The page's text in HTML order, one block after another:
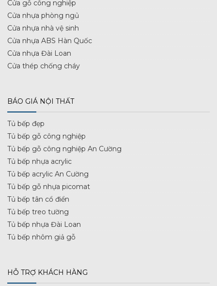
Cửa gỗ công nghiệp
Cửa nhựa phòng ngủ
Cửa nhựa nhà vệ sinh
Cửa nhựa ABS Hàn Quốc
Cửa nhựa Đài Loan
Cửa thép chống cháy
BÁO GIÁ NỘI THẤT
Tủ bếp đẹp
Tủ bếp gỗ công nghiệp
Tủ bếp gỗ công nghiệp An Cường
Tủ bếp nhựa acrylic
Tủ bếp acrylic An Cường
Tủ bếp gỗ nhựa picomat
Tủ bếp tân cổ điển
Tủ bếp treo tường
Tủ bếp nhựa Đài Loan
Tủ bếp nhôm giả gỗ
HỖ TRỢ KHÁCH HÀNG